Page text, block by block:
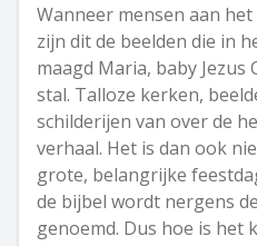
Wanneer mensen aan
zijn dit de beelden die in
maagd Maria, baby Jezus
stal. Talloze kerken,
schilderijen van over de
verhaal. Het is dan ook
grote, belangrijke
de bijbel wordt nergens
genoemd. Dus hoe is het